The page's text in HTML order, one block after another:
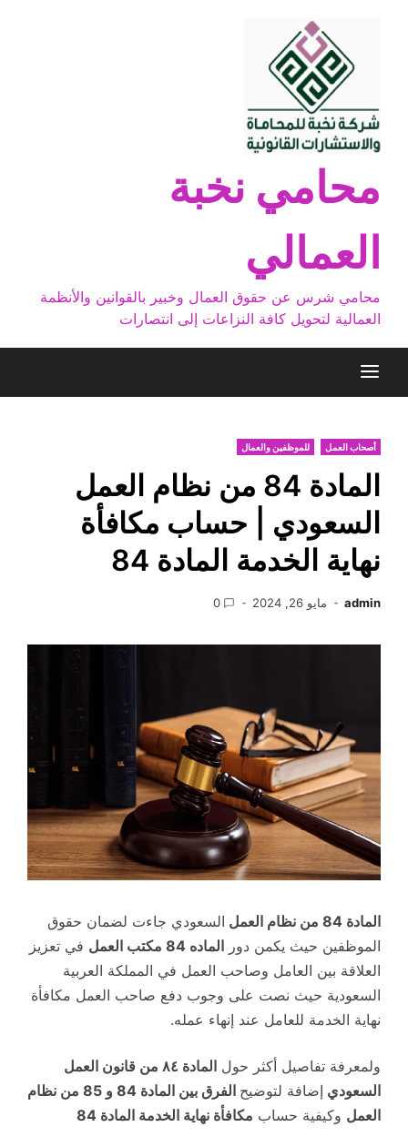
محامي نخبة
العمالي
محامي شرس عن حقوق العمال وخبير بالقوانين والأنظمة
العمالية لتحويل كافة النزاعات إلى انتصارات
أصحاب العمل للموظفين والعمال
المادة 84 من نظام العمل
السعودي | حساب مكافأة
نهاية الخدمة المادة 84
admin مايو 26, 2024 0
المادة 84 من نظام العمل
السعودي جاءت لضمان حقوق
الموظفين حيث يكمن دور الماده 84 مكتب العمل
في تعزيز
العلاقة بين العامل وصاحب العمل في المملكة العربية
السعودية حيث نصت على وجوب دفع صاحب العمل مكافأة
نهاية الخدمة للعامل عند إنهاء عمله.
ولمعرفة تفاصيل أكثر حول
المادة ٨٤ من قانون العمل
السعودي إضافة لتوضيح
الفرق بين المادة 84 و 85 من نظام
العمل وكيفية حساب مكافأة نهاية الخدمة المادة 84